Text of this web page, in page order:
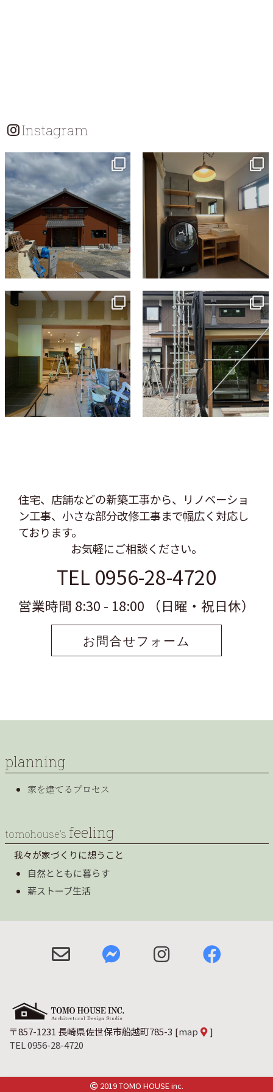
Instagram
tomohouseinc
tomohouseinc
7月 13
tomohouseinc
tomohouseinc
6月 3
住宅、店舗などの新築工事から、リノベーショ
ン工事、 小さな部分改修工事まで幅広く対応し
ております。
お気軽にご相談ください。
TEL 0956-28-4720
営業時間 8:30 - 18:00 （日曜・祝日休）
お問合せフォーム
planning
家を建てるプロセス
tomohouse’s feeling
我々が家づくりに想うこと
自然とともに暮らす
薪ストーブ生活
〒857-1231 長崎県佐世保市船越町785-3 [map
]
TEL 0956-28-4720
2019 TOMO HOUSE inc.